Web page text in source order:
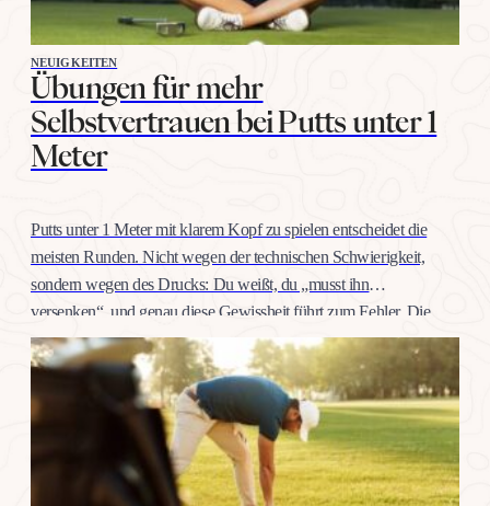
NEUIGKEITEN
Übungen für mehr
Selbstvertrauen bei Putts unter 1
Meter
Putts unter 1 Meter mit klarem Kopf zu spielen entscheidet die
meisten Runden. Nicht wegen der technischen Schwierigkeit,
sondern wegen des Drucks: Du weißt, du „musst ihn
versenken“, und genau diese Gewissheit führt zum Fehler. Die
gute Nachricht: Selbstvertrauen auf dieser Distanz trainiert man
wie jeden anderen Schlag, mit konkreten Übungen, nicht mit
Willenskraft. Warum…